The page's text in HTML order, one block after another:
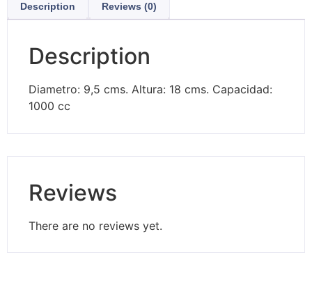
Description Reviews (0)
Description
Diametro: 9,5 cms. Altura: 18 cms. Capacidad:
1000 cc
Reviews
There are no reviews yet.